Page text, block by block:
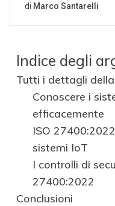
Indice degli
Tutti i dettagli
Conoscere i
efficacemente
ISO
sistemi IoT
I controlli di
27400:2022
Conclusioni